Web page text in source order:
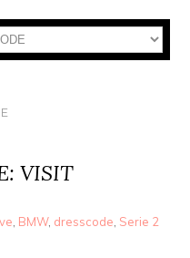
VISIT
, BMW, dresscode, Serie 2